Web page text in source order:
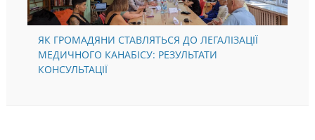
ЯК ГРОМАДЯНИ СТАВЛЯТЬСЯ ДО ЛЕГАЛІЗАЦІЇ
МЕДИЧНОГО КАНАБІСУ: РЕЗУЛЬТАТИ
КОНСУЛЬТАЦІЇ